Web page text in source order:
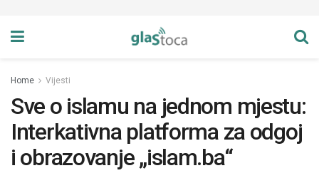
Home Vijesti
Sve o islamu na jednom mjestu:
Interkativna platforma za odgoj
i obrazovanje „islam.ba“